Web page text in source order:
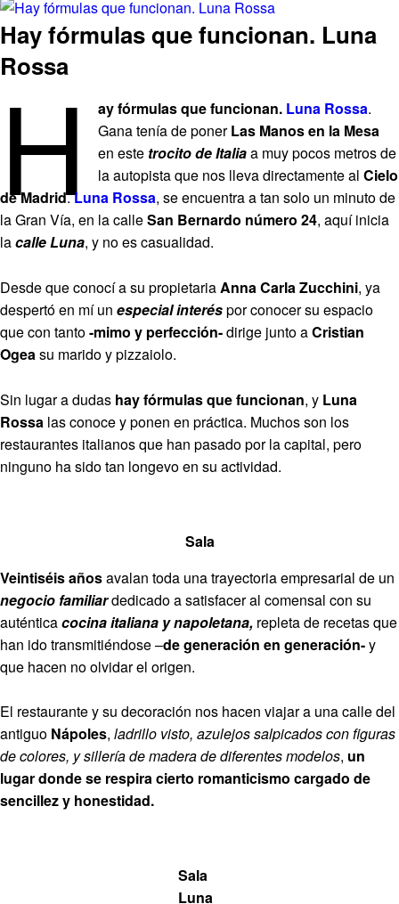
Hay fórmulas que funcionan. Luna
Rossa
H ay fórmulas que funcionan. Luna Rossa.
Gana tenía de ponerLas Manos en la Mesa
en este trocito de Italiaa muy pocos metros de
la autopista que nos lleva directamente alCielo
de Madrid.Luna Rossa, se encuentra a tan solo un minuto de
la Gran Vía, en la calleSan Bernardo número 24, aquí inicia
lacalle Luna, y no es casualidad.
Desde que conocí a su propietariaAnna Carla Zucchini, ya
despertó en mí un especial interéspor conocer su espacio
que con tanto-mimo y perfección-dirige junto aCristian
Ogeasu marido y pizzaiolo.
Sin lugar a dudas hay fórmulas que funcionan, y Luna
Rossa las conoce y ponen en práctica. Muchos son los
restaurantes italianos que han pasado por la capital, pero
ninguno ha sido tan longevo en su actividad.
Sala
Veintiséis añosavalan toda una trayectoria empresarial de un
negocio familiardedicado a satisfacer al comensal con su
auténticacocina italiana y napoletana, repleta de recetas que
han ido transmitiéndose –de generación en generación-y
que hacen no olvidar el origen.
El restaurante y su decoración nos hacen viajar a una calle del
antiguo Nápoles, ladrillo visto, azulejos salpicados con figuras
de colores, y sillería de madera de diferentes modelos, un
lugar donde se respira cierto romanticismo cargado de
sencillez y honestidad.
Sala
Luna